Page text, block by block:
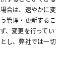
合は、速やかに変
管理・更新するこ
、変更を行ってい
し、弊社では一切